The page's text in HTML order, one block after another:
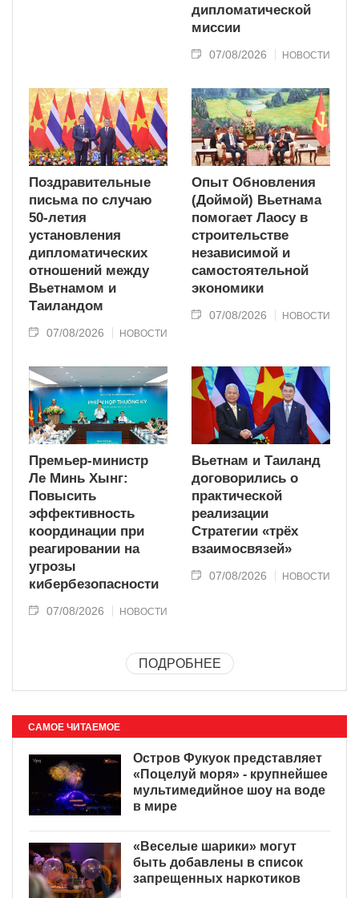
дипломатической
миссии
07/08/2026 НОВОСТИ
Поздравительные
письма по случаю
50-летия
установления
дипломатических
отношений между
Вьетнамом и
Таиландом
07/08/2026 НОВОСТИ
Опыт Обновления
(Доймой) Вьетнама
помогает Лаосу в
строительстве
независимой и
самостоятельной
экономики
07/08/2026 НОВОСТИ
Премьер-министр
Ле Минь Хынг:
Повысить
эффективность
координации при
реагировании на
угрозы
кибербезопасности
07/08/2026 НОВОСТИ
Вьетнам и Таиланд
договорились о
практической
реализации
Стратегии «трёх
взаимосвязей»
07/08/2026 НОВОСТИ
ПОДРОБНЕЕ
САМОЕ ЧИТАЕМОЕ
Остров Фукуок представляет
«Поцелуй моря» - крупнейшее
мультимедийное шоу на воде
в мире
«Веселые шарики» могут
быть добавлены в список
запрещенных наркотиков